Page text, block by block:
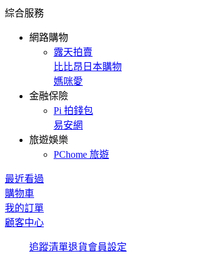
綜合服務
網路購物
露天拍賣
比比昂日本購物
媽咪愛
金融保險
Pi 拍錢包
易安網
旅遊娛樂
PChome 旅遊
最近看過
購物車
我的訂單
顧客中心
追蹤清單退貨會員設定